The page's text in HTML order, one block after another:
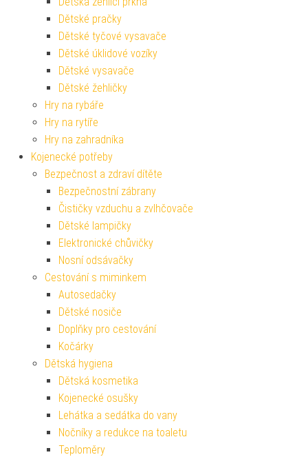
Dětské pračky
Dětské tyčové vysavače
Dětské úklidové vozíky
Dětské vysavače
Dětské žehličky
Hry na rybáře
Hry na rytíře
Hry na zahradníka
Kojenecké potřeby
Bezpečnost a zdraví dítěte
Bezpečnostní zábrany
Čističky vzduchu a zvlhčovače
Dětské lampičky
Elektronické chůvičky
Nosní odsávačky
Cestování s miminkem
Autosedačky
Dětské nosiče
Doplňky pro cestování
Kočárky
Dětská hygiena
Dětská kosmetika
Kojenecké osušky
Lehátka a sedátka do vany
Nočníky a redukce na toaletu
Teploměry